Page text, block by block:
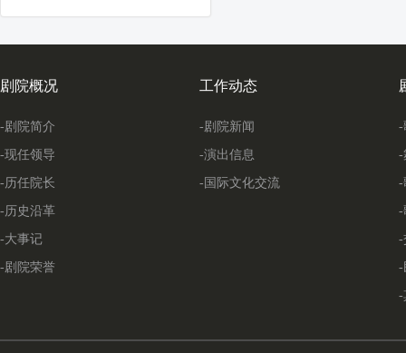
剧院概况
-剧院简介
-现任领导
-历任院长
-历史沿革
-大事记
-剧院荣誉
工作动态
-剧院新闻
-演出信息
-国际文化交流
-
-
-
-
-
-
-